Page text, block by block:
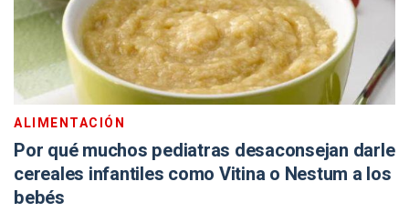
ALIMENTACIÓN
Por qué muchos pediatras desaconsejan darle
cereales infantiles como Vitina o Nestum a los
bebés